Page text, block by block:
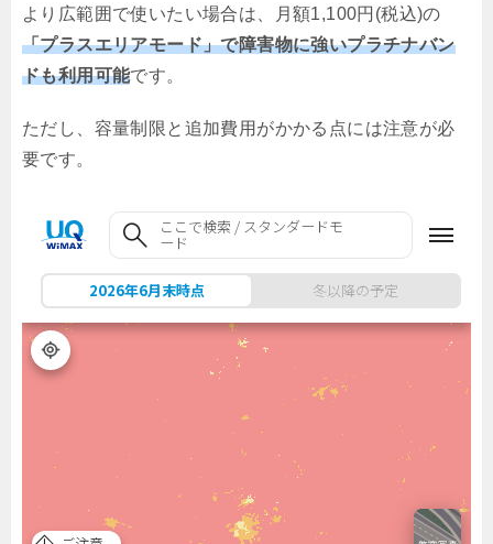
より広範囲で使いたい場合は、月額1,100円(税込)の
「プラスエリアモード」で障害物に強いプラチナバン
ドも利用可能です。
ただし、容量制限と追加費用がかかる点には注意が必
要です。